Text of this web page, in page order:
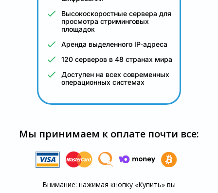
Высокоскоростные сервера для
просмотра стриминговых
площадок
Аренда выделенного IP-адреса
120 серверов в 48 странах мира
Доступен на всех современных
операционных системах
Мы принимаем к оплате почти все:
Внимание: нажимая кнопку «Купить» вы